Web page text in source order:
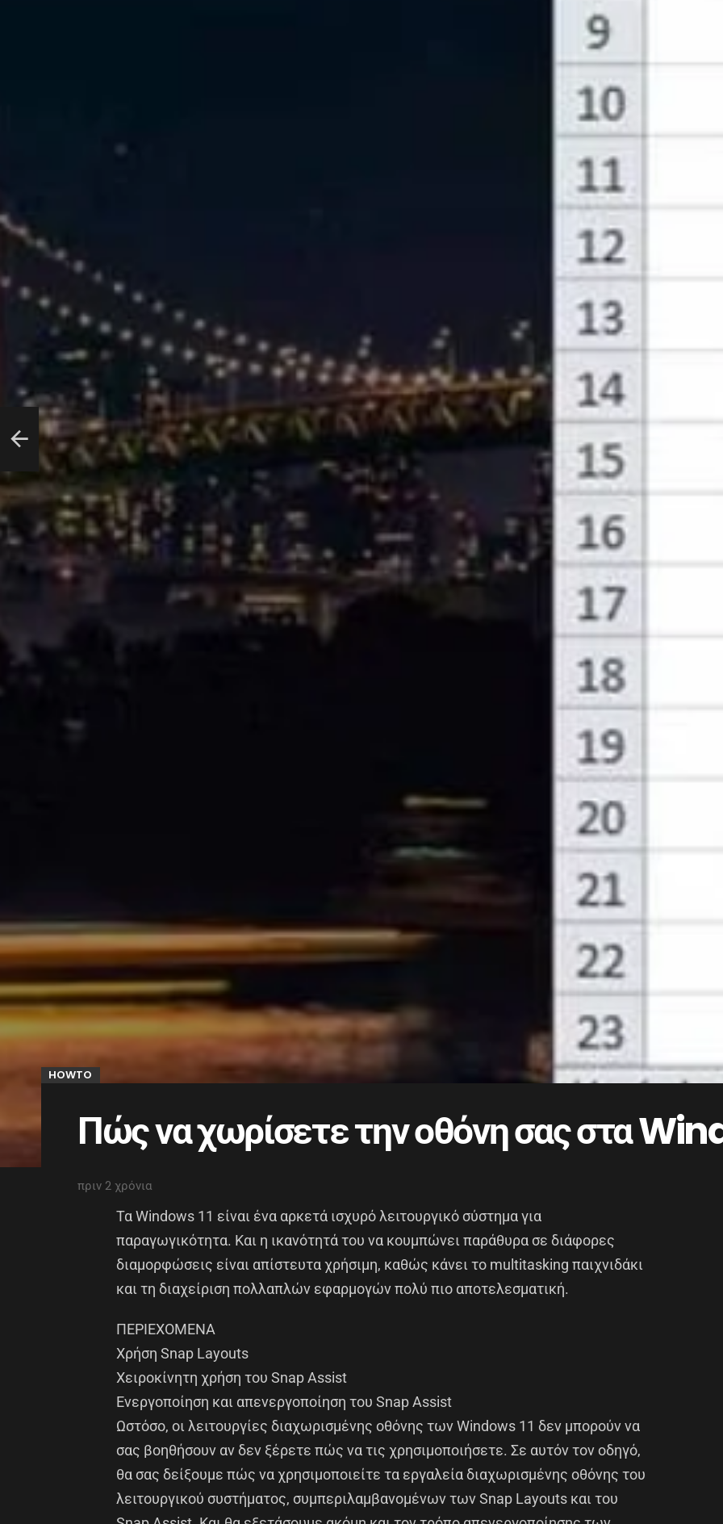
HOWTO
Πώς να χωρίσετε την οθόνη σας στα
πριν 2 χρόνια
Τα Windows 11 είναι ένα αρκετά ισχυρό λειτουργικό σύστημα για
παραγωγικότητα. Και η ικανότητά του να κουμπώνει παράθυρα σε διάφορες
διαμορφώσεις είναι απίστευτα χρήσιμη, καθώς κάνει το multitasking παιχνιδάκι
και τη διαχείριση πολλαπλών εφαρμογών πολύ πιο αποτελεσματική.
ΠΕΡΙΕΧΟΜΕΝΑ
Χρήση Snap Layouts
Χειροκίνητη χρήση του Snap Assist
Ενεργοποίηση και απενεργοποίηση του Snap Assist
Ωστόσο, οι λειτουργίες διαχωρισμένης οθόνης των Windows 11 δεν μπορούν να
σας βοηθήσουν αν δεν ξέρετε πώς να τις χρησιμοποιήσετε. Σε αυτόν τον οδηγό,
θα σας δείξουμε πώς να χρησιμοποιείτε τα εργαλεία διαχωρισμένης οθόνης του
λειτουργικού συστήματος, συμπεριλαμβανομένων των Snap Layouts και του